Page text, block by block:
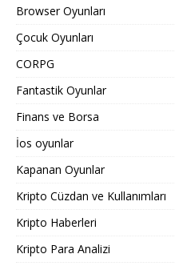
Browser Oyunları
Çocuk Oyunları
CORPG
Fantastik Oyunlar
Finans ve Borsa
İos oyunlar
Kapanan Oyunlar
Kripto Cüzdan ve Kullanımları
Kripto Haberleri
Kripto Para Analizi